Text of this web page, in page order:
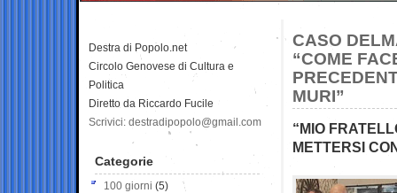
CASO
“COME
MURI”
“MIO
METTERSI
Destra di Popolo.net
Circolo Genovese di Cultura e
Politica
Diretto da Riccardo Fucile
Scrivici: destradipopolo@gmail.com
Categorie
100 giorni (5)